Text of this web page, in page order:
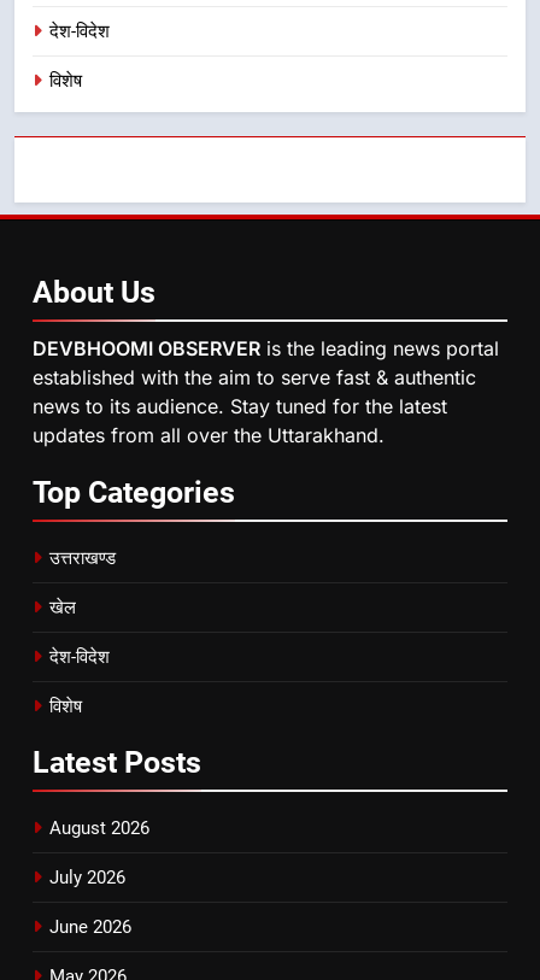
देश-विदेश
विशेष
About Us
DEVBHOOMI OBSERVER is the leading news portal
established with the aim to serve fast & authentic
news to its audience. Stay tuned for the latest
updates from all over the Uttarakhand.
Top Categories
उत्तराखण्ड
खेल
देश-विदेश
विशेष
Latest Posts
August 2026
July 2026
June 2026